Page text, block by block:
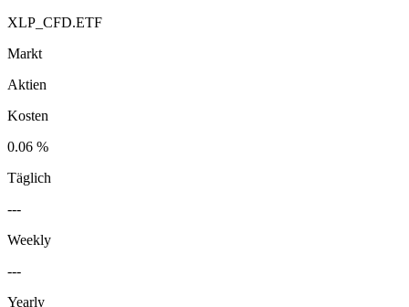
XLP_CFD.ETF
Markt
Aktien
Kosten
0.06 %
Täglich
---
Weekly
---
Yearly